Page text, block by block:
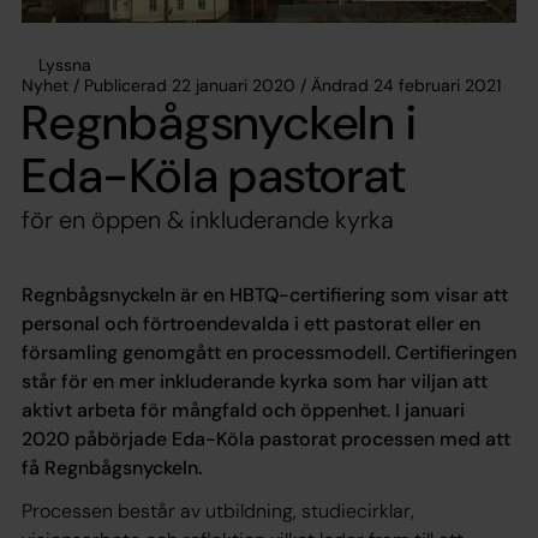
Lyssna
Nyhet / Publicerad 22 januari 2020 / Ändrad 24 februari 2021
Regnbågsnyckeln i
Eda-Köla pastorat
för en öppen & inkluderande kyrka
Regnbågsnyckeln är en HBTQ-certifiering som visar att
personal och förtroendevalda i ett pastorat eller en
församling genomgått en processmodell. Certifieringen
står för en mer inkluderande kyrka som har viljan att
aktivt arbeta för mångfald och öppenhet. I januari
2020 påbörjade Eda-Köla pastorat processen med att
få Regnbågsnyckeln.
Processen består av utbildning, studiecirklar,